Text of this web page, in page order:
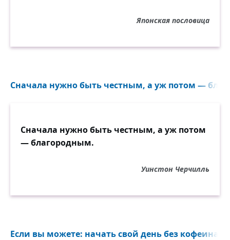
Японская пословица
Сначала нужно быть честным, а уж потом —
Сначала нужно быть честным, а уж потом
— благородным.
Уинстон Черчилль
Если вы можете: начать свой день без кофеина,